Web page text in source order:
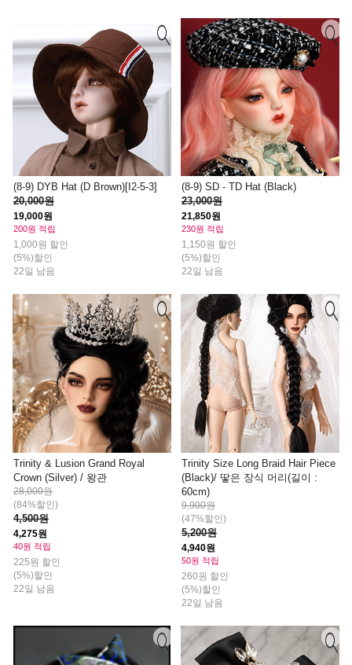
(8-9) DYB Hat (D Brown)[I2-5-3]
20,000원
19,000원
200원 적립
1,000원 할인
(5%)할인
22일 남음
(8-9) SD - TD Hat (Black)
23,000원
21,850원
230원 적립
1,150원 할인
(5%)할인
22일 남음
Trinity & Lusion Grand Royal
Crown (Silver) / 왕관
28,000원
(84%할인)
4,500원
4,275원
40원 적립
225원 할인
(5%)할인
22일 남음
Trinity Size Long Braid Hair Piece
(Black)/ 땋은 장식 머리(길이 :
60cm)
9,900원
(47%할인)
5,200원
4,940원
50원 적립
260원 할인
(5%)할인
22일 남음